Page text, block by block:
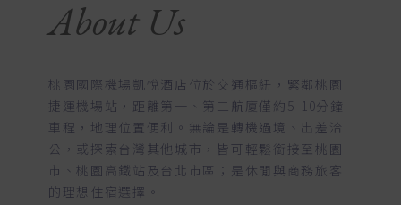
About Us
桃園國際機場凱悅酒店位於交通樞紐，緊鄰桃園
捷運機場站，距離第一、第二航廈僅約5-10分鐘
車程，地理位置便利。無論是轉機過境、出差洽
公，或探索台灣其他城市，皆可輕鬆銜接至桃園
市、桃園高鐵站及台北市區；是休閒與商務旅客
的理想住宿選擇。